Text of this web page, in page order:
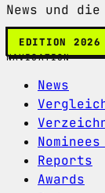
News und
EDITION 2026
NAVIGATION
News
Reports
Awards